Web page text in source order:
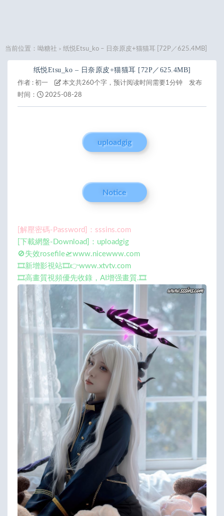
当前位置： 呦糖社 > 纸悦Etsu_ko – 日奈原皮+猫猫耳 [72P／625.4MB]
纸悦Etsu_ko – 日奈原皮+猫猫耳 [72P／625.4MB]
作者 : 初一 本文共260个字，预计阅读时间需要1分钟
发布
时间：
2025-08-28
uploadgig
Notice
[解壓密碼-Password]：sssins.com
[下載網盤-Download]：uploadgig
🚫失效rosefile🛫www.nicewww.com
🎞️新增影視站🎞️👉www.xtvtv.com
🎞️高畫質視頻優先收錄，AI增强畫質.🎞️